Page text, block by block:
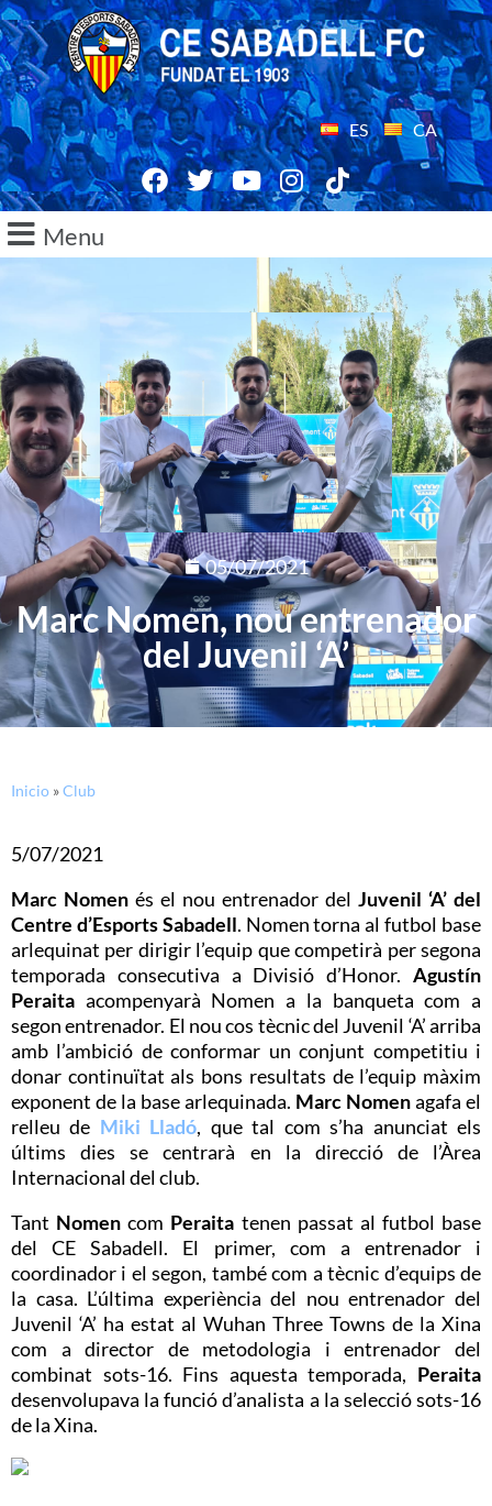
ES CA
Menu
05/07/2021
Marc Nomen, nou entrenador
del Juvenil ‘A’
Inicio »Club
5/07/2021
Marc Nomen és el nou entrenador del Juvenil ‘A’ del
Centre d’Esports Sabadell. Nomen torna al futbol base
arlequinat per dirigir l’equip que competirà per segona
temporada consecutiva a Divisió d’Honor. Agustín
Peraita acompenyarà Nomen a la banqueta com a
segon entrenador. El nou cos tècnic del Juvenil ‘A’ arriba
amb l’ambició de conformar un conjunt competitiu i
donar continuïtat als bons resultats de l’equip màxim
exponent de la base arlequinada. Marc Nomenagafa el
relleu de Miki Lladó, que tal com s’ha anunciat els
últims dies se centrarà en la direcció de l’Àrea
Internacional del club.
Tant Nomen com Peraita tenen passat al futbol base
del CE Sabadell. El primer, com a entrenador i
coordinador i el segon, també com a tècnic d’equips de
la casa. L’última experiència del nou entrenador del
Juvenil ‘A’ ha estat al Wuhan Three Towns de la Xina
com a director de metodologia i entrenador del
combinat sots-16. Fins aquesta temporada, Peraita
desenvolupava la funció d’analista a la selecció sots-16
de la Xina.